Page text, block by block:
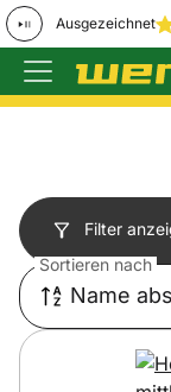
Ausgezeichnet
Zum
Filter
Sortieren nach
Name